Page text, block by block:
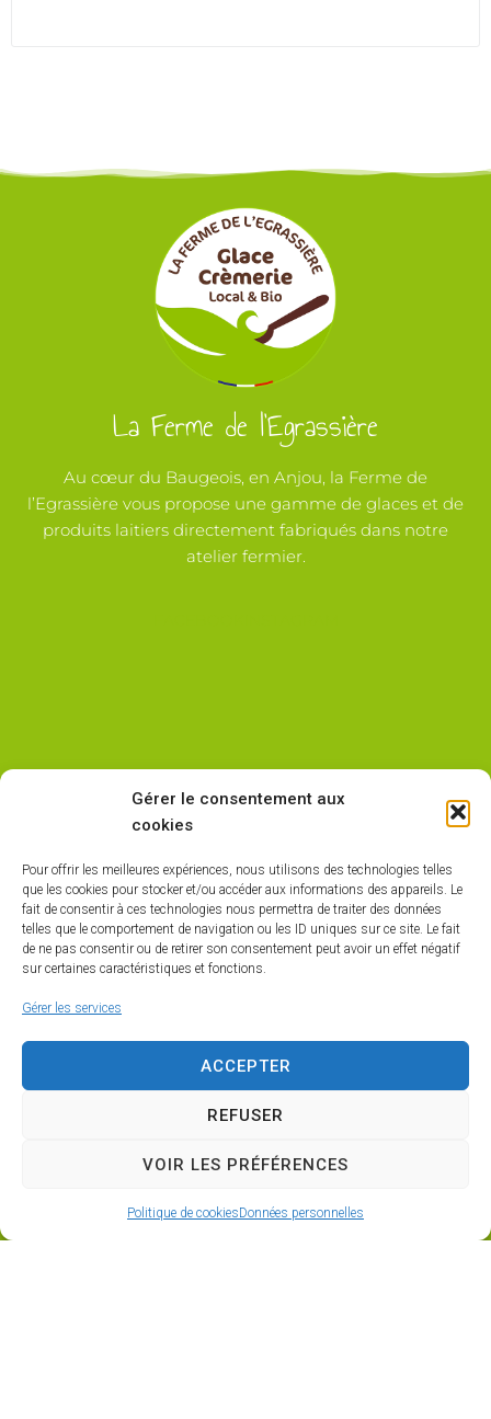
Gérer le consentement aux
cookies
Pour offrir les meilleures expériences, nous utilisons des technologies telles
que les cookies pour stocker et/ou accéder aux informations des appareils. Le
fait de consentir à ces technologies nous permettra de traiter des données
telles que le comportement de navigation ou les ID uniques sur ce site. Le fait
de ne pas consentir ou de retirer son consentement peut avoir un effet négatif
sur certaines caractéristiques et fonctions.
Gérer les services
ACCEPTER
REFUSER
VOIR LES PRÉFÉRENCES
Politique de cookiesDonnées personnelles
La Ferme de l'Egrassière
Au cœur du Baugeois, en Anjou, la Ferme de
l’Egrassière vous propose une gamme de glaces et de
produits laitiers directement fabriqués dans notre
atelier fermier.
HORAIRES D'OUVERTURE
LES MARDI ET VENDREDI : 16H30 -19H
LE SAMEDI : 9H30-12H
CE PROJET EST CO-FINANCÉ PAR LE FONDS EUROPÉEN
AGRICOLE POUR LE DÉVELOPPEMENT RURAL -
L'EUROPE INVESTIT DANS LES ZONES RURALES